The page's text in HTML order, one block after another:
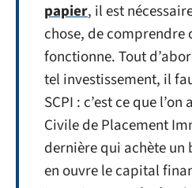
papier, il est
chose, de comprendre
fonctionne. Tout
tel investissement, il
SCPI : c’est ce que
Civile de Placement
dernière qui achète
en ouvre le capital